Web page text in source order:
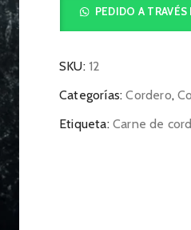
PEDIDO A
SKU: 12
Categorías:Cordero,
Etiqueta: Carne de